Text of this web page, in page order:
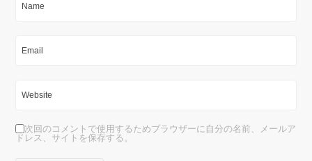
次回のコメントで使用するためブラウザーに自分の名前、メールア
ドレス、サイトを保存する。